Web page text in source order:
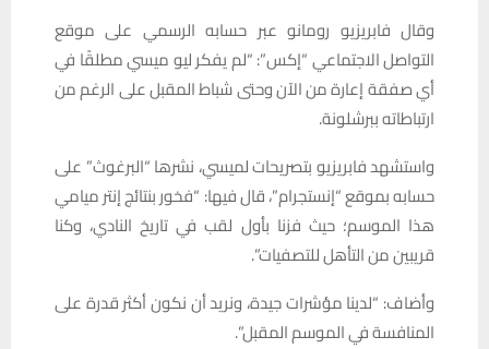
وقال فابريزيو رومانو عبر حسابه الرسمي على موقع
التواصل الاجتماعي “إكس”: “لم يفكر ليو ميسي مطلقًا في
أي صفقة إعارة من الآن وحتى شباط المقبل على الرغم من
ارتباطاته ببرشلونة.
واستشهد فابريزيو بتصريحات لميسي، نشرها “البرغوث” على
حسابه بموقع “إنستجرام”، قال فيها: “فخور بنتائج إنتر ميامي
هذا الموسم؛ حيث فزنا بأول لقب في تاريخ النادي، وكنا
قريبين من التأهل للتصفيات”.
وأضاف: “لدينا مؤشرات جيدة، ونريد أن نكون أكثر قدرة على
المنافسة في الموسم المقبل”.